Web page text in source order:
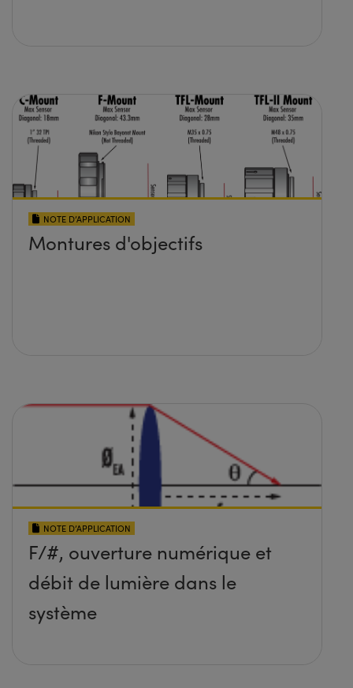
NOTE D’APPLICATION
Montures d'objectifs
NOTE D’APPLICATION
F/#, ouverture numérique et
débit de lumière dans le
système